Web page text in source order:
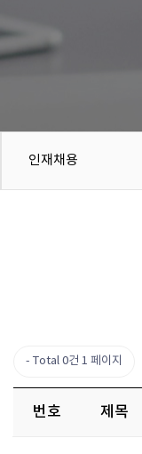
인재채용
Total 0건 1 페이지
번호 제목